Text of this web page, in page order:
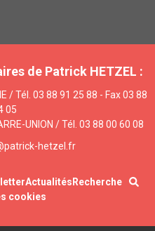
de Patrick HETZEL :
/ Tél. 03 88 91 25 88 - Fax 03 88
05
UNION / Tél. 03 88 00 60 08
hetzel.fr
Actualités Recherche
cookies